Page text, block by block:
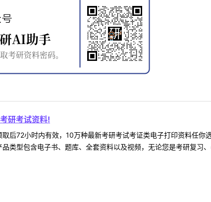
研考试资料!
取后72小时内有效，10万种最新考研考试考证类电子打印资料任
品类型包含电子书、题库、全套资料以及视频，无论您是考研复习